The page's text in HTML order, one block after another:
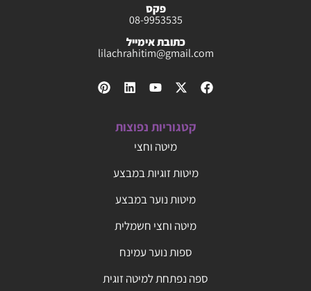
פקס
08-9953535
כתובת אימייל
lilachrahitim@gmail.com
קטגוריות נפוצות
מיטה וחצי
מיטות זוגיות במבצע
מיטות נוער במבצע
מיטה וחצי חשמלית
ספות נוער עמינח
ספה נפתחת למיטה זוגית